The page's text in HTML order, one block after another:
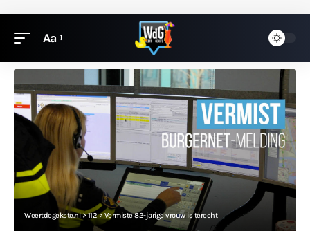
Aa
Weertdegekste.nl>112> Vermiste 82-jarige vrouw is terecht